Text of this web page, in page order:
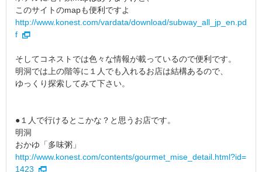
このサイトのmapも便利ですよ
http://www.konest.com/vardata/download/subway_all_jp_en.pd
f
そしてコネストでは色々な情報が載っているので便利です。
明洞では上の階等に１人でも入れるお店は結構あるので、
ゆっくり探索してみて下さい。
●１人で行けるとこかな？と思うお店です。
明洞
おかゆ「多味粥」
http://www.konest.com/contents/gourmet_mise_detail.html?id=
1423